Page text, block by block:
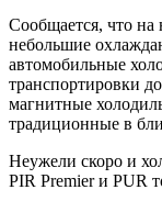
Сообщается, что на
небольшие
автомобильные
транспортировки
магнитные
традиционные в
Неужели скоро и
PIR Premier и PUR